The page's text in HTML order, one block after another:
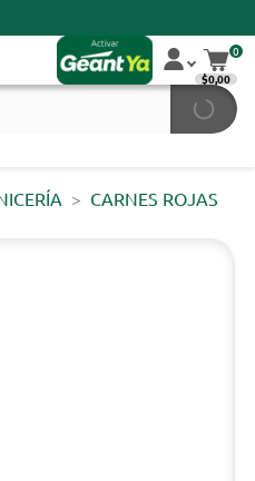
0
$0,00
CARNES ROJAS